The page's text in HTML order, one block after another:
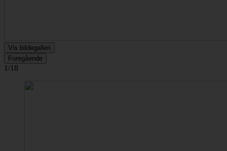
Vis bildegalleri
Foregående
1/18